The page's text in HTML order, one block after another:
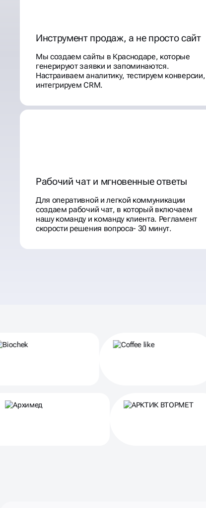
Инструмент продаж, а не просто сайт
Мы создаем сайты в Краснодаре, которые
генерируют заявки и запоминаются.
Настраиваем аналитику, тестируем конверсии,
интегрируем CRM.
Рабочий чат и мгновенные ответы
Для оперативной и легкой коммуникации
создаем рабочий чат, в который включаем
нашу команду и команду клиента. Регламент
скорости решения вопроса- 30 минут.